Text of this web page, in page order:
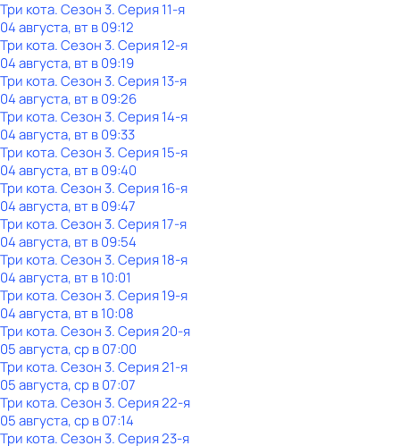
Три кота. Сезон 3. Серия 11-я
04 августа, вт в 09:12
Три кота. Сезон 3. Серия 12-я
04 августа, вт в 09:19
Три кота. Сезон 3. Серия 13-я
04 августа, вт в 09:26
Три кота. Сезон 3. Серия 14-я
04 августа, вт в 09:33
Три кота. Сезон 3. Серия 15-я
04 августа, вт в 09:40
Три кота. Сезон 3. Серия 16-я
04 августа, вт в 09:47
Три кота. Сезон 3. Серия 17-я
04 августа, вт в 09:54
Три кота. Сезон 3. Серия 18-я
04 августа, вт в 10:01
Три кота. Сезон 3. Серия 19-я
04 августа, вт в 10:08
Три кота. Сезон 3. Серия 20-я
05 августа, ср в 07:00
Три кота. Сезон 3. Серия 21-я
05 августа, ср в 07:07
Три кота. Сезон 3. Серия 22-я
05 августа, ср в 07:14
Три кота. Сезон 3. Серия 23-я